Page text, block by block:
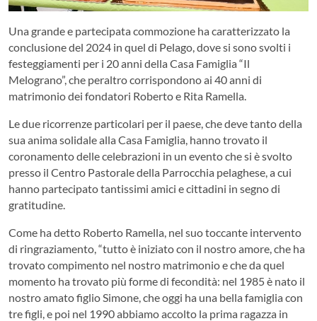
Una grande e partecipata commozione ha caratterizzato la
conclusione del 2024 in quel di Pelago, dove si sono svolti i
festeggiamenti per i 20 anni della Casa Famiglia “Il
Melograno”, che peraltro corrispondono ai 40 anni di
matrimonio dei fondatori Roberto e Rita Ramella.
Le due ricorrenze particolari per il paese, che deve tanto della
sua anima solidale alla Casa Famiglia, hanno trovato il
coronamento delle celebrazioni in un evento che si è svolto
presso il Centro Pastorale della Parrocchia pelaghese, a cui
hanno partecipato tantissimi amici e cittadini in segno di
gratitudine.
Come ha detto Roberto Ramella, nel suo toccante intervento
di ringraziamento, “tutto è iniziato con il nostro amore, che ha
trovato compimento nel nostro matrimonio e che da quel
momento ha trovato più forme di fecondità: nel 1985 è nato il
nostro amato figlio Simone, che oggi ha una bella famiglia con
tre figli, e poi nel 1990 abbiamo accolto la prima ragazza in